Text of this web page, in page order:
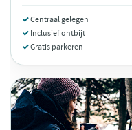
Centraal gelegen
Inclusief ontbijt
Gratis parkeren